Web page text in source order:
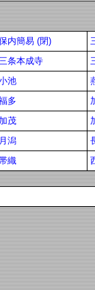
内簡易 (閉)
条本成寺
池
多
加茂
月潟
織